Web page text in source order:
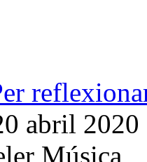
abril 2020
Música